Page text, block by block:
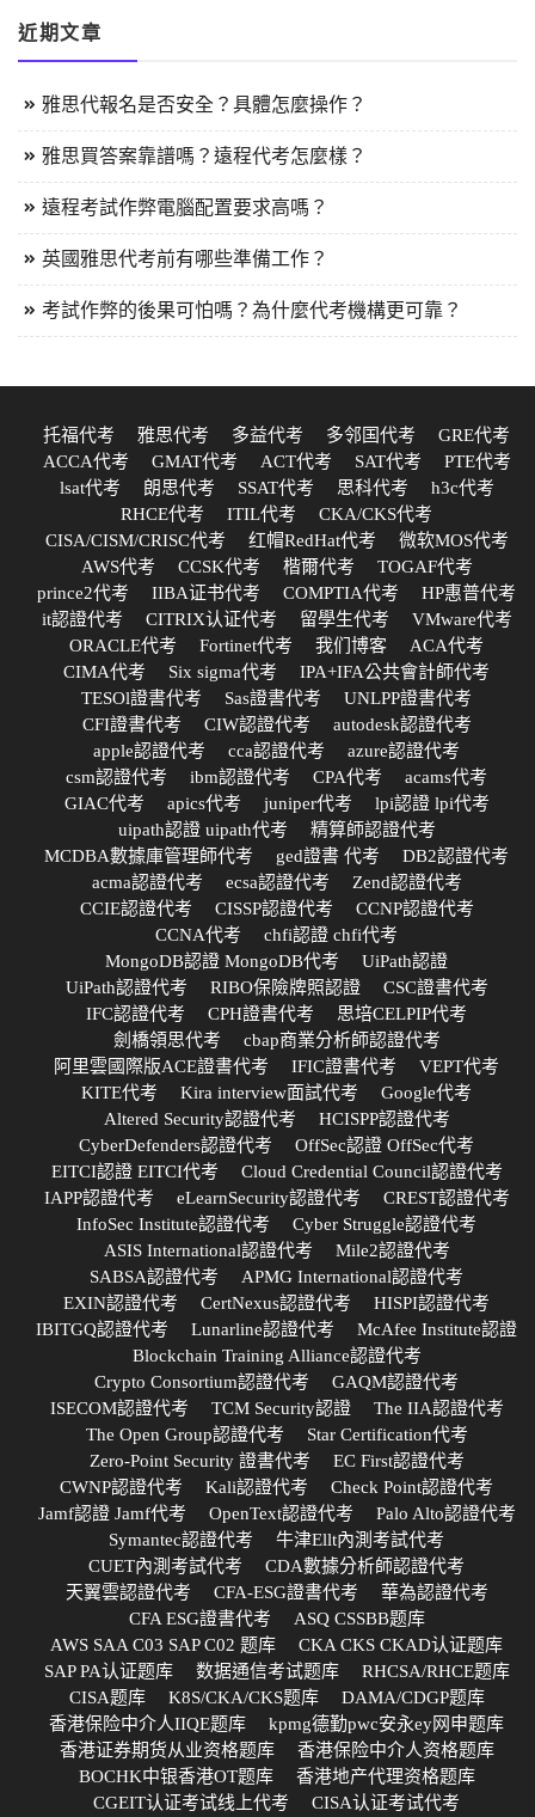
近期文章
雅思代報名是否安全？具體怎麼操作？
雅思買答案靠譜嗎？遠程代考怎麼樣？
遠程考試作弊電腦配置要求高嗎？
英國雅思代考前有哪些準備工作？
考試作弊的後果可怕嗎？為什麼代考機構更可靠？
托福代考 雅思代考 多益代考 多邻国代考
GRE代考
ACCA代考
GMAT代考 ACT代考 SAT代考
PTE代考
lsat代考
朗思代考 SSAT代考 思科代考
h3c代考
RHCE代考
ITIL代考
CKA/CKS代考
CISA/CISM/CRISC代考
红帽RedHat代考
微软MOS代考
AWS代考
CCSK代考 楷爾代考
TOGAF代考
prince2代考
IIBA证书代考 COMPTIA代考
HP惠普代考
it認證代考
CITRIX认证代考 留學生代考
VMware代考
ORACLE代考
Fortinet代考 我们博客
ACA代考
CIMA代考
Six sigma代考
IPA+IFA公共會計師代考
TESOl證書代考
Sas證書代考
UNLPP證書代考
CFI證書代考
CIW認證代考
autodesk認證代考
apple認證代考
cca認證代考
azure認證代考
csm認證代考
ibm認證代考 CPA代考
acams代考
GIAC代考
apics代考 juniper代考
lpi認證 lpi代考
uipath認證 uipath代考
精算師認證代考
MCDBA數據庫管理師代考
ged證書 代考
DB2認證代考
acma認證代考
ecsa認證代考
Zend認證代考
CCIE認證代考
CISSP認證代考
CCNP認證代考
CCNA代考
chfi認證 chfi代考
MongoDB認證 MongoDB代考
UiPath認證
UiPath認證代考
RIBO保險牌照認證
CSC證書代考
IFC認證代考
CPH證書代考
思培CELPIP代考
劍橋領思代考
cbap商業分析師認證代考
阿里雲國際版ACE證書代考
IFIC證書代考
VEPT代考
KITE代考
Kira interview面試代考
Google代考
Altered Security認證代考
HCISPP認證代考
CyberDefenders認證代考
OffSec認證 OffSec代考
EITCI認證 EITCI代考
Cloud Credential Council認證代考
IAPP認證代考
eLearnSecurity認證代考
CREST認證代考
InfoSec Institute認證代考
Cyber Struggle認證代考
ASIS International認證代考
Mile2認證代考
SABSA認證代考
APMG International認證代考
EXIN認證代考
CertNexus認證代考
HISPI認證代考
IBITGQ認證代考
Lunarline認證代考
McAfee Institute認證
Blockchain Training Alliance認證代考
Crypto Consortium認證代考
GAQM認證代考
ISECOM認證代考
TCM Security認證
The IIA認證代考
The Open Group認證代考
Star Certification代考
Zero-Point Security 證書代考
EC First認證代考
CWNP認證代考
Kali認證代考
Check Point認證代考
Jamf認證 Jamf代考
OpenText認證代考
Palo Alto認證代考
Symantec認證代考
牛津Ellt內測考試代考
CUET內測考試代考
CDA數據分析師認證代考
天翼雲認證代考
CFA-ESG證書代考
華為認證代考
CFA ESG證書代考
ASQ CSSBB题库
AWS SAA C03 SAP C02 题库
CKA CKS CKAD认证题库
SAP PA认证题库
数据通信考试题库
RHCSA/RHCE题库
CISA题库
K8S/CKA/CKS题库
DAMA/CDGP题库
香港保险中介人IIQE题库
kpmg德勤pwc安永ey网申题库
香港证券期货从业资格题库
香港保险中介人资格题库
BOCHK中银香港OT题库
香港地产代理资格题库
CGEIT认证考试线上代考
CISA认证考试代考